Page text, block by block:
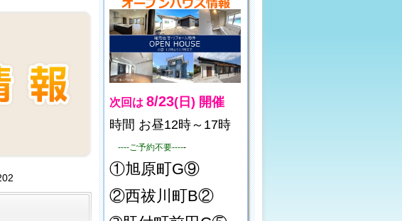
次回は 8/23(日) 開催
時間 お昼12時～17時
----ご予約不要-----
①旭原町G⑨
②西祓川町B②